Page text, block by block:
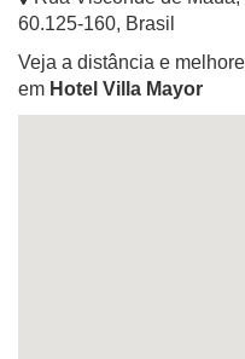
60.125-160, Brasil
Veja a distância e
em Hotel Villa Mayor